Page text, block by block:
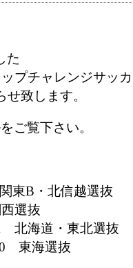
た
ップチャレンジサッ
致します。
ご覧下さい。
B・北信越選抜
選抜
北海道・東北選抜
0 東海選抜